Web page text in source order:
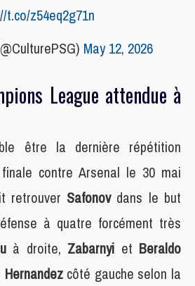
t.co/z54eq2g71n
May 12, 2026
League attendue à
être la dernière répétition
contre Arsenal le 30 mai
retrouver Safonov dans le but
à quatre forcément très
à droite, Zabarnyi et Beraldo
Hernandez côté gauche selon la